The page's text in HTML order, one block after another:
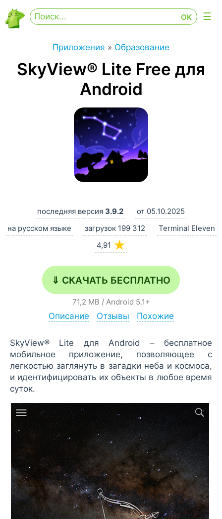
Приложения » Образование
SkyView® Lite Free для
Android
последняя версия 3.9.2
от 05.10.2025
на русском языке
загрузок 199 312
Terminal Eleven
4,91 ★
⇓ СКАЧАТЬ БЕСПЛАТНО
71,2 MB / Android 5.1+
Описание Отзывы Похожие
SkyView® Lite для Android – бесплатное
мобильное приложение, позволяющее с
легкостью заглянуть в загадки неба и космоса,
и идентифицировать их объекты в любое время
суток.